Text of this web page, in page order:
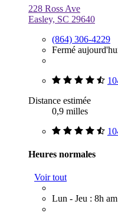
228 Ross Ave
Easley, SC 29640
(864) 306-4229
Fermé
Distance estimée
0,9 milles
Heures normales
Voir tout
Lun - Jeu : 8h